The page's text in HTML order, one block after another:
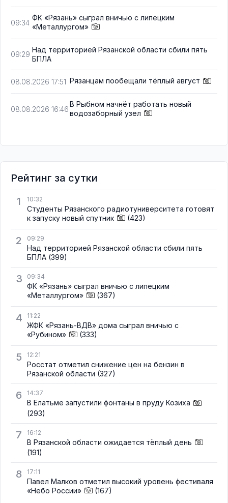
09:34
ФК «Рязань» сыграл вничью с липецким
«Металлургом»
09:29
Над территорией Рязанской области сбили пять
БПЛА
08.08.2026 17:51 Рязанцам пообещали тёплый август
08.08.2026 16:46
В Рыбном начнёт работать новый
водозаборный узел
Рейтинг за сутки
1
10:32
Студенты Рязанского радиотуниверситета готовят
к запуску новый спутник
(423)
2 09:29
Над территорией Рязанской области сбили пять
БПЛА (399)
3 09:34
ФК «Рязань» сыграл вничью с липецким
«Металлургом»
(367)
4 11:22
ЖФК «Рязань-ВДВ» дома сыграл вничью с
«Рубином»
(333)
5 12:21
Росстат отметил снижение цен на бензин в
Рязанской области (327)
6 14:37
В Елатьме запустили фонтаны в пруду Козиха
(293)
7 16:12
В Рязанской области ожидается тёплый день
(191)
8 17:11
Павел Малков отметил высокий уровень фестиваля
«Небо России»
(167)